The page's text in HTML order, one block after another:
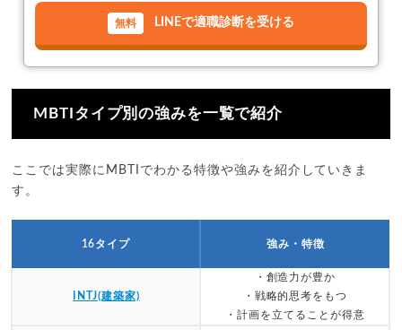
LINEで適職診断を受ける
MBTIタイプ別の強みを一覧で紹介
ここでは実際にMBTIでわかる特徴や強みを紹介していきま
す。
16タイプ 強み・特徴
INTJ(建築家)
・創造力が豊か
・戦略的思考をもつ
・計画を立てることが得意